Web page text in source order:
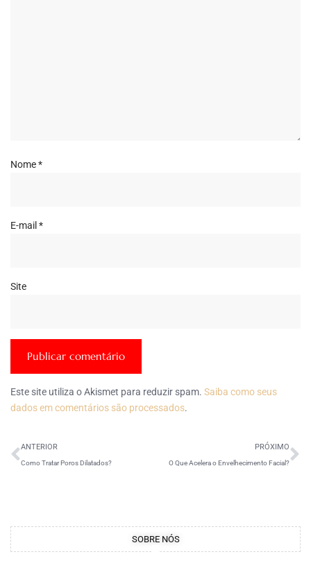
Nome*
E-mail *
Site
Este site utiliza o Akismet para reduzir spam. Saiba como seus
dados em comentários são processados.
ANTERIOR
Como Tratar Poros Dilatados?
PRÓXIMO
O Que Acelera o Envelhecimento Facial?
SOBRE NÓS